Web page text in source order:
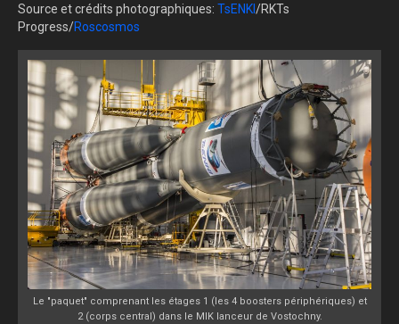
Source et crédits photographiques: TsENKI/RKTs
Progress/Roscosmos
Le "paquet" comprenant les étages 1 (les 4 boosters périphériques) et
2 (corps central) dans le MIK lanceur de Vostochny.